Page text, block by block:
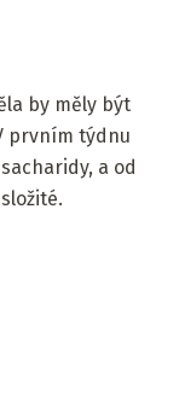
by měly být
prvním týdnu
a od